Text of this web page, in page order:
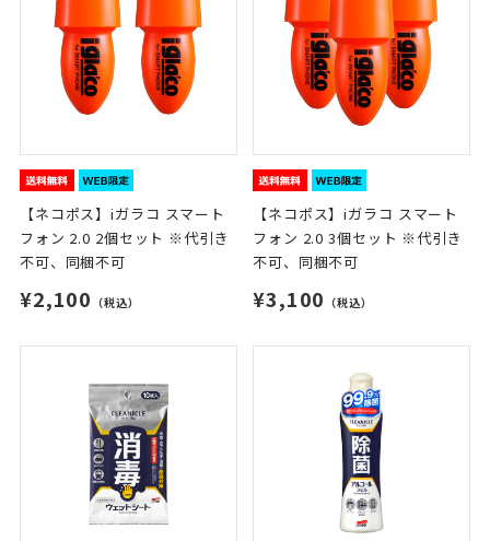
【ネコポス】iガラコ スマート
フォン 2.0 2個セット ※代引き
不可、同梱不可
¥2,100 （税込）
【ネコポス】iガラコ スマート
フォン 2.0 3個セット ※代引き
不可、同梱不可
¥3,100 （税込）